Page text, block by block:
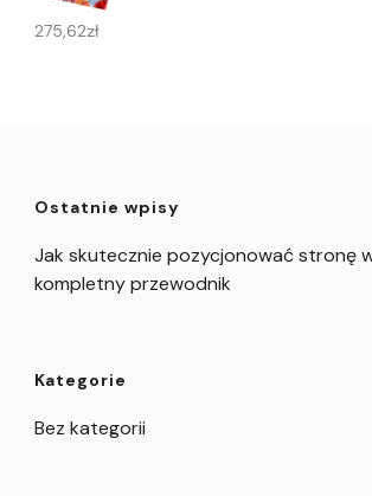
275,62zł
Ostatnie wpisy
Jak skutecznie pozycjonować stronę
kompletny przewodnik
Kategorie
Bez kategorii